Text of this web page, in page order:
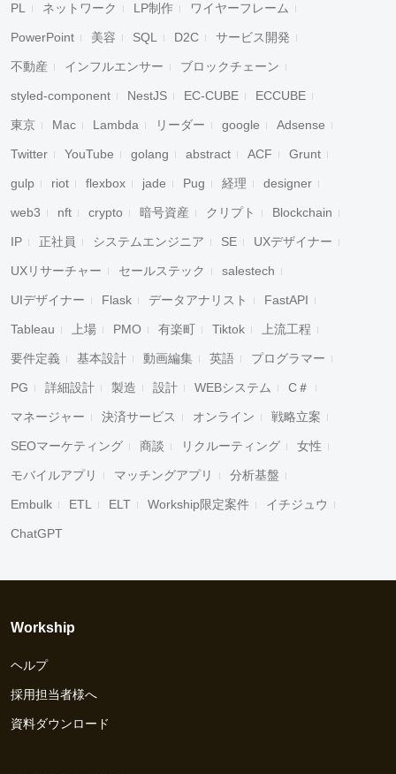
PL ネットワーク LP制作 ワイヤーフレーム
PowerPoint 美容 SQL D2C サービス開発
不動産 インフルエンサー ブロックチェーン
styled-component NestJS EC-CUBE ECCUBE
東京 Mac Lambda リーダー google Adsense
Twitter YouTube golang abstract ACF Grunt
gulp riot flexbox jade Pug 経理 designer
web3 nft crypto 暗号資産 クリプト Blockchain
IP 正社員 システムエンジニア SE UXデザイナー
UXリサーチャー セールステック salestech
UIデザイナー Flask データアナリスト FastAPI
Tableau 上場 PMO 有楽町 Tiktok 上流工程
要件定義 基本設計 動画編集 英語 プログラマー
PG 詳細設計 製造 設計 WEBシステム C＃
マネージャー 決済サービス オンライン 戦略立案
SEOマーケティング 商談 リクルーティング 女性
モバイルアプリ マッチングアプリ 分析基盤
Embulk ETL ELT Workship限定案件 イチジュウ
ChatGPT
Workship
ヘルプ
採用担当者様へ
資料ダウンロード